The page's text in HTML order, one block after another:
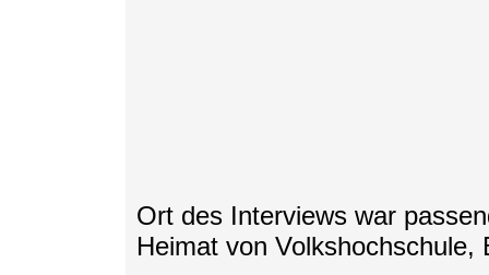
Ort des Interviews war
Heimat von